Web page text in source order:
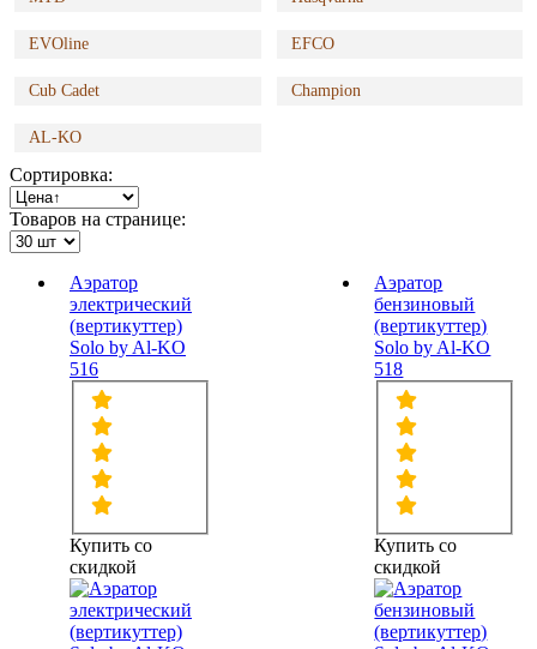
EVOline EFCO
Cub Cadet Champion
AL-KO
Сортировка:
Товаров на странице:
Аэратор
электрический
(вертикуттер)
Solo by Al-KO
516
Купить со
скидкой
Аэратор
бензиновый
(вертикуттер)
Solo by Al-KO
518
Купить со
скидкой